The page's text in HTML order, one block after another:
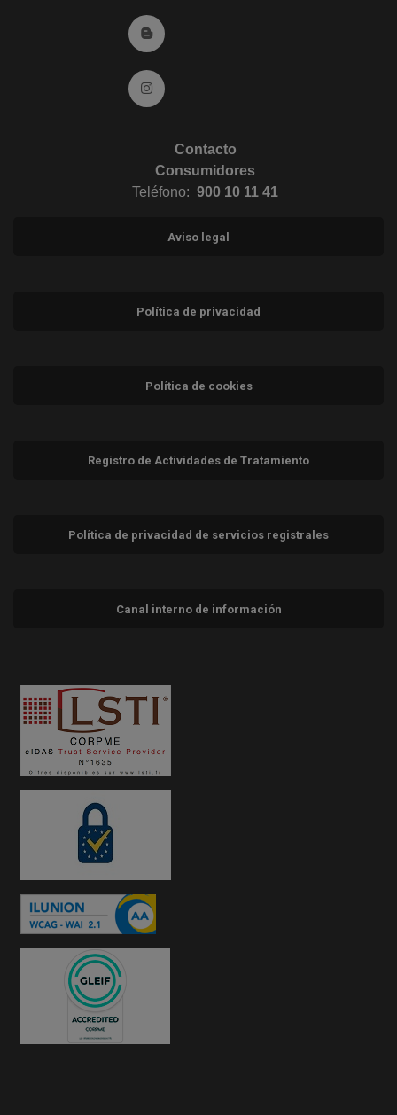
Ir al Blog (abre en ventana nueva)
Ir a Instagram (abre en ventana nueva)
Contacto
Consumidores
Teléfono: 900 10 11 41
Aviso legal
Política de privacidad
Política de cookies
Registro de Actividades de Tratamiento
Política de privacidad de servicios registrales
Canal interno de información